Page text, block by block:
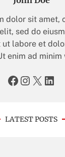
dolor sit amet,
sed do
labore et
enim ad minim
Facebook Instagram X LinkedIn
LATEST POSTS